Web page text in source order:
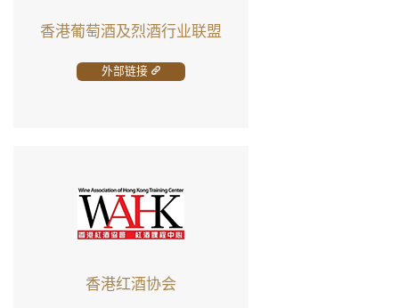
香港葡萄酒及烈酒行业联盟
外部链接
香港红酒协会